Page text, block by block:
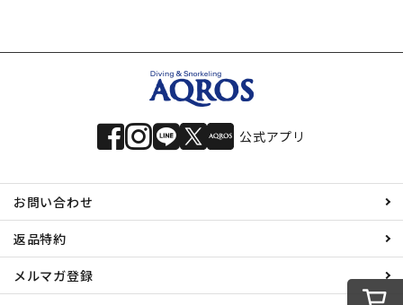
公式アプリ
お問い合わせ
返品特約
メルマガ登録